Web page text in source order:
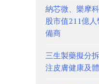
納芯微、樂摩
股市值211億
備商
三生製藥擬分
注皮膚健康及